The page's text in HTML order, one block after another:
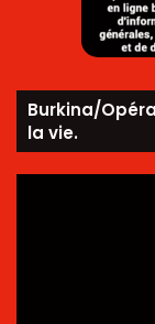
Burkina/
la vie.